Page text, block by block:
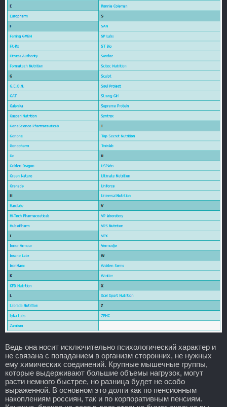
Ведь она носит исключительно психологический характер и
не связана с попаданием в организм сторонних, не нужных
ему химических соединений. Крупные мышечные группы,
которые выдерживают большие объемы нагрузок, могут
расти немного быстрее, но разница будет не особо
выраженной. В основном это долги как по пенсионным
накоплениям россиян, так и по корпоративным пенсиям.